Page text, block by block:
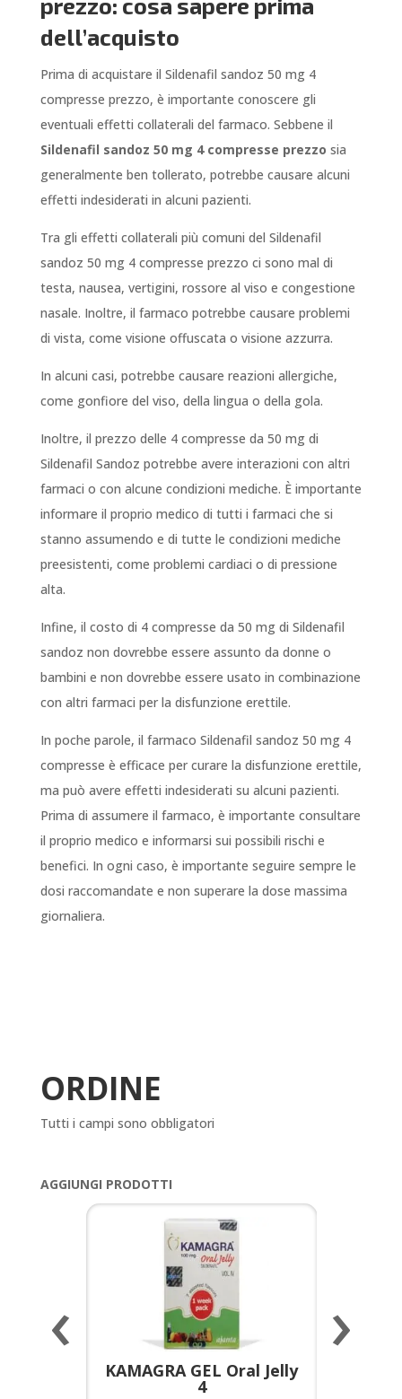
prezzo: cosa sapere prima
dell’acquisto
Prima di acquistare il Sildenafil sandoz 50 mg 4
compresse prezzo, è importante conoscere gli
eventuali effetti collaterali del farmaco. Sebbene il
Sildenafil sandoz 50 mg 4 compresse prezzo sia
generalmente ben tollerato, potrebbe causare alcuni
effetti indesiderati in alcuni pazienti.
Tra gli effetti collaterali più comuni del Sildenafil
sandoz 50 mg 4 compresse prezzo ci sono mal di
testa, nausea, vertigini, rossore al viso e congestione
nasale. Inoltre, il farmaco potrebbe causare problemi
di vista, come visione offuscata o visione azzurra.
In alcuni casi, potrebbe causare reazioni allergiche,
come gonfiore del viso, della lingua o della gola.
Inoltre, il prezzo delle 4 compresse da 50 mg di
Sildenafil Sandoz potrebbe avere interazioni con altri
farmaci o con alcune condizioni mediche. È importante
informare il proprio medico di tutti i farmaci che si
stanno assumendo e di tutte le condizioni mediche
preesistenti, come problemi cardiaci o di pressione
alta.
Infine, il costo di 4 compresse da 50 mg di Sildenafil
sandoz non dovrebbe essere assunto da donne o
bambini e non dovrebbe essere usato in combinazione
con altri farmaci per la disfunzione erettile.
In poche parole, il farmaco Sildenafil sandoz 50 mg 4
compresse è efficace per curare la disfunzione erettile,
ma può avere effetti indesiderati su alcuni pazienti.
Prima di assumere il farmaco, è importante consultare
il proprio medico e informarsi sui possibili rischi e
benefici. In ogni caso, è importante seguire sempre le
dosi raccomandate e non superare la dose massima
giornaliera.
ORDINE
Tutti i campi sono obbligatori
AGGIUNGI PRODOTTI
KAMAGRA GEL Oral Jelly
4
‹ ›